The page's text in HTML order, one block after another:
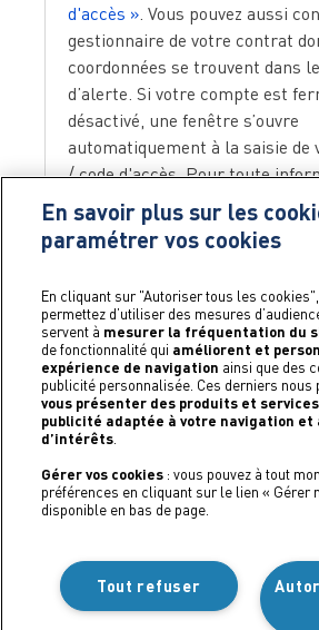
d'accès ». Vous pouvez aussi
gestionnaire de votre contrat
coordonnées se trouvent dans
d’alerte. Si votre compte est
désactivé, une fenêtre s’ouvre
automatiquement à la saisie de
/ code d'accès. Pour toute
l’état de votre compte, contactez
gestionnaire de votre contrat
coordonnées figurent dans cette
Je n'arrive pas à me
mon espace client
Il vous suffit de connaître votre
de récupérer un mot de passe
pouvoir accéder à votre espace
n’y arrivez pas, vous pouvez
, nos équipes se feront un
En savoir plus sur les
paramétrer vos cookies
En cliquant sur "Autoriser tous les
permettez d’utiliser des mesures
servent à mesurer la fréquentation du
de fonctionnalité qui améliorent et
expérience de navigation ainsi que des
publicité personnalisée. Ces derniers nous
vous présenter des produits et
publicité adaptée à votre navigation et
d’intérêts
Gérer vos cookies : vous pouvez à tout
préférences en cliquant sur le lien « Gérer
disponible en bas de page.
Tout refuser